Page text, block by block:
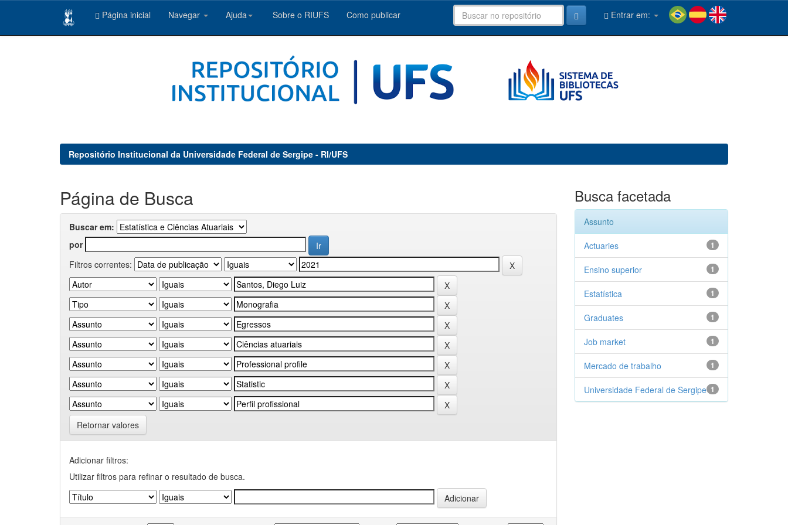
Página inicial Navegar Ajuda Sobre o RIUFS Como publicar Entrar em:
Repositório Institucional da Universidade Federal de Sergipe - RI/UFS
Página de Busca
Buscar em:
por
Filtros correntes:
Retornar valores
Adicionar filtros:
Utilizar filtros para refinar o resultado de busca.
Busca facetada
Assunto
1
Actuaries
1
Ensino superior
1
Estatística
1
Graduates
1
Job market
1
Mercado de trabalho
1
Universidade Federal de Sergipe